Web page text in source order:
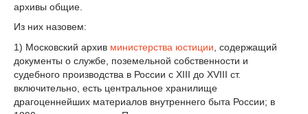
архивы общие.
Из них назовем:
1) Московский архив министерства юстиции , содержащий
документы о службе, поземельной собственности и
судебного производства в России с XIII до XVIII ст.
включительно, есть центральное хранилище
драгоценнейших материалов внутреннего быта России; в